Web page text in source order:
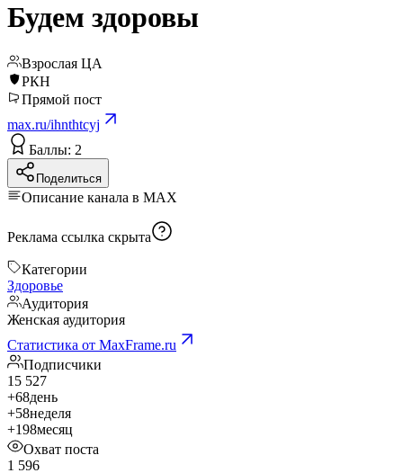
Будем здоровы
Взрослая ЦА
РКН
Прямой пост
max.ru/ihnthtcyj
Баллы: 2
Поделиться
Описание канала в MAX
Реклама ссылка скрыта
Категории
Здоровье
Аудитория
Женская аудитория
Статистика от MaxFrame.ru
Подписчики
15 527
+68день
+58неделя
+198месяц
Охват поста
1 596